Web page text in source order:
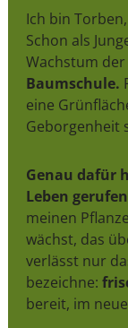
Ich bin Torben,
Schon als
Wachstum
Baumschule.
eine
Geborgenheit
Genau dafür
Leben gerufen
meinen
wächst, das
verlässt nur
bezeichne:
bereit, im